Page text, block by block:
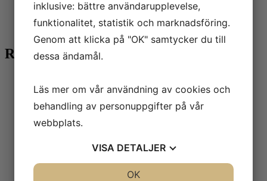
Välj
analys:
24 timmar, 2 arbetsdagar, 4 arbetsdagar, 10
arbetsdagar
Relaterade produkter
Dricksvatten: Radonanalys
1 288kr
Radonanalys (luft)
inklusive: bättre användarupplevelse,
funktionalitet, statistik och marknadsföring.
Genom att klicka på "OK" samtycker du till
dessa ändamål.
Läs mer om vår användning av cookies och
behandling av personuppgifter på vår
webbplats.
VISA DETALJER
OK